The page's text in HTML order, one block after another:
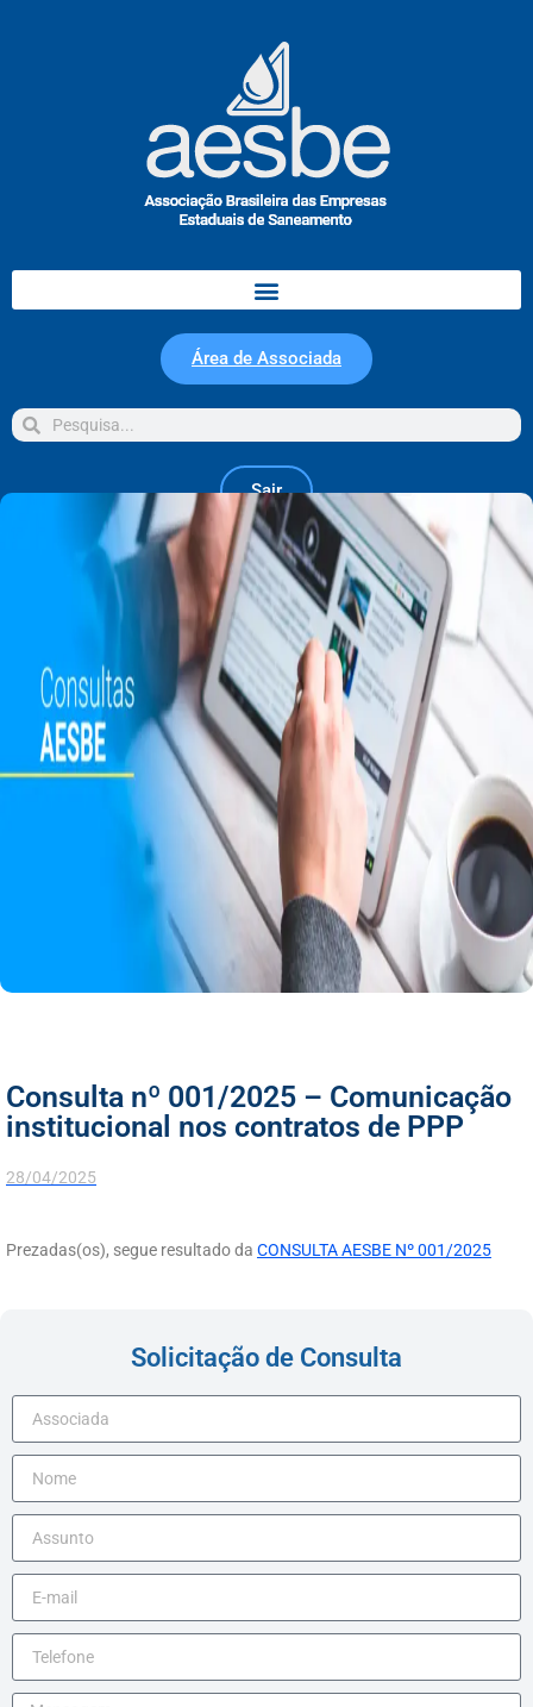
Área de Associada
Sair
Consulta nº 001/2025 – Comunicação
institucional nos contratos de PPP
28/04/2025
Prezadas(os), segue resultado da CONSULTA AESBE Nº 001/2025
Solicitação de Consulta